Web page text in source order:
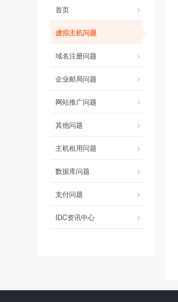
首页
虚拟主机问题
域名注册问题
企业邮局问题
网站推广问题
其他问题
主机租用问题
数据库问题
支付问题
IDC资讯中心